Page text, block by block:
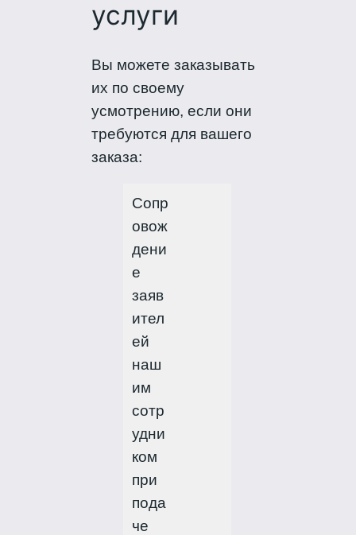
услуги
Вы можете заказывать
их по своему
усмотрению, если они
требуются для вашего
заказа:
Сопр
овож
дени
е
заяв
ител
ей
наш
им
сотр
удни
ком
при
пода
че